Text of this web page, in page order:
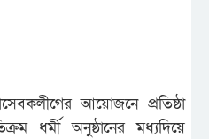
আয়োজনে প্রতিষ্ঠা
ধর্মী অনুষ্ঠানের মধ্যদিয়ে